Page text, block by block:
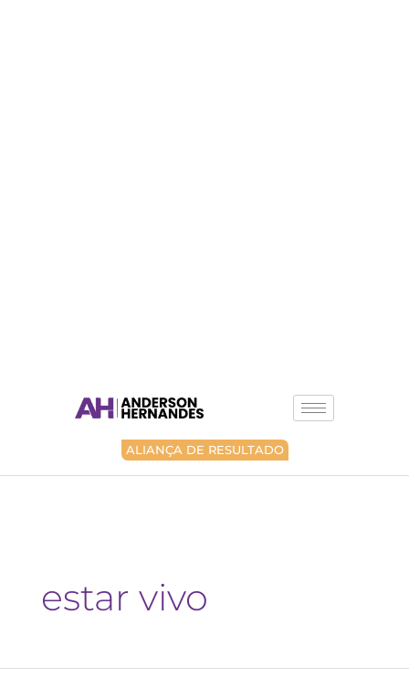
ALIANÇA DE RESULTADO
estar vivo